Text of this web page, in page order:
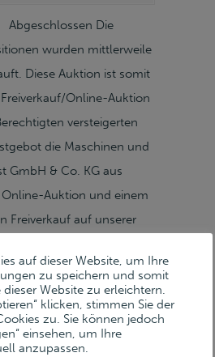
Die
wurden mittlerweile
Diese Auktion ist somit
Online-Auktion
versteigerten
die Maschinen und
GmbH & Co. KG aus
Auktion und einem
Freiverkauf auf unserer
Dast GmbH & Co. KG
7 D–74405 Gaildorf
Positionen
VEB ERFURT
auf dieser Website, um Ihre
zu speichern und somit
Website zu erleichtern.
klicken, stimmen Sie der
zu. Sie können jedoch
einsehen, um Ihre
anzupassen.